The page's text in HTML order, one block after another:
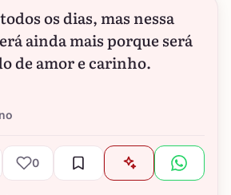
os dias, mas nessa
ainda mais porque será
de amor e carinho.
0